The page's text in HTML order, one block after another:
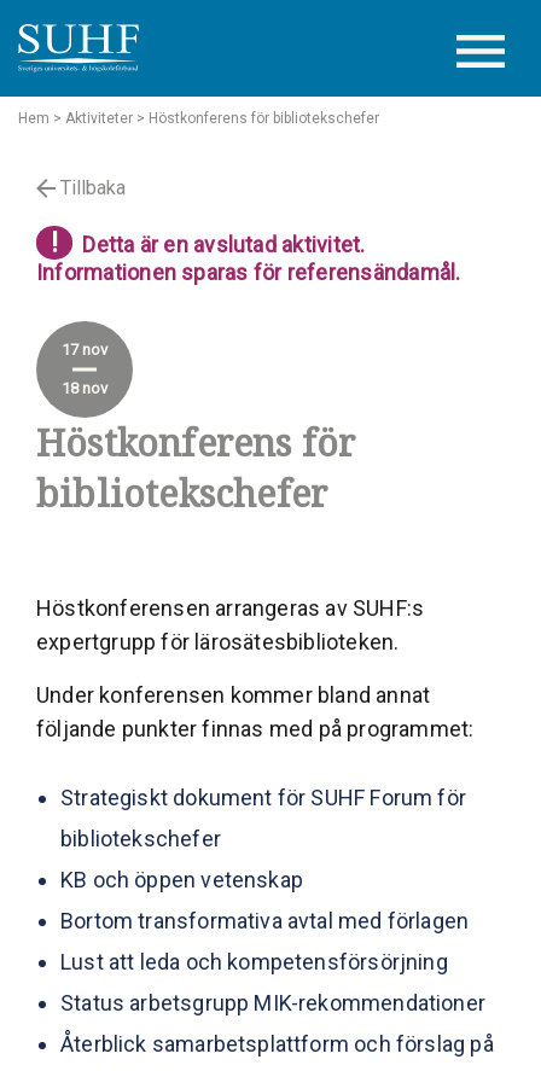
Hem > Aktiviteter > Höstkonferens för bibliotekschefer
Tillbaka
!
Detta är en avslutad aktivitet.
Informationen sparas för referensändamål.
Höstkonferens för
bibliotekschefer
17 nov
18 nov
Höstkonferensen arrangeras av SUHF:s
expertgrupp för lärosätesbiblioteken.
Under konferensen kommer bland annat
följande punkter finnas med på programmet:
Strategiskt dokument för SUHF Forum för
bibliotekschefer
KB och öppen vetenskap
Bortom transformativa avtal med förlagen
Lust att leda och kompetensförsörjning
Status arbetsgrupp MIK-rekommendationer
Återblick samarbetsplattform och förslag på